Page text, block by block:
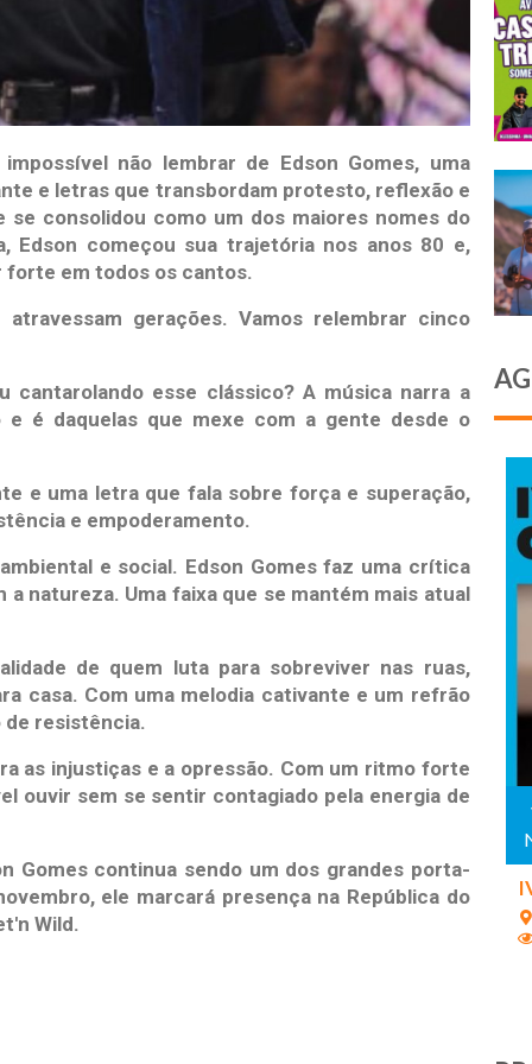
não lembrar de Edson Gomes, uma
e letras que transbordam protesto, reflexão e
consolidou como um dos maiores nomes do
Edson começou sua trajetória nos anos 80 e,
forte em todos os cantos.
gerações. Vamos relembrar cinco
cantarolando esse clássico? A música narra a
é daquelas que mexe com a gente desde o
e uma letra que fala sobre força e superação,
e empoderamento.
e social. Edson Gomes faz uma crítica
a natureza. Uma faixa que se mantém mais atual
de quem luta para sobreviver nas ruas,
casa. Com uma melodia cativante e um refrão
de resistência.
as injustiças e a opressão. Com um ritmo forte
ouvir sem se sentir contagiado pela energia de
Gomes continua sendo um dos grandes porta-
ele marcará presença na República do
Wild.